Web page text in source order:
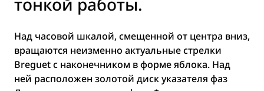
Над часовой шкалой, смещенной от центра вниз,
вращаются неизменно актуальные стрелки
Breguet с наконечником в форме яблока. Над
ней расположен золотой диск указателя фаз